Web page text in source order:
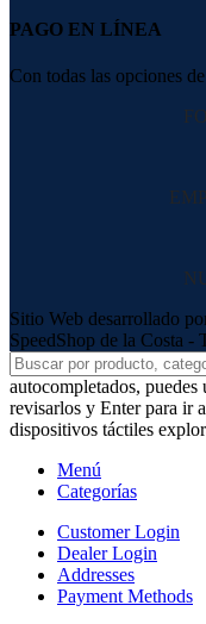
PAGO EN LÍNEA
Con todas las opciones
Sitio Web desarrollado
SpeedShop de la Costa -
autocompletados,
revisarlos y Enter para ir
dispositivos táctiles
Menú
Categorías
Customer Login
Dealer Login
Addresses
Payment Methods